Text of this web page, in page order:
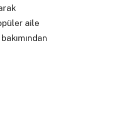
aile